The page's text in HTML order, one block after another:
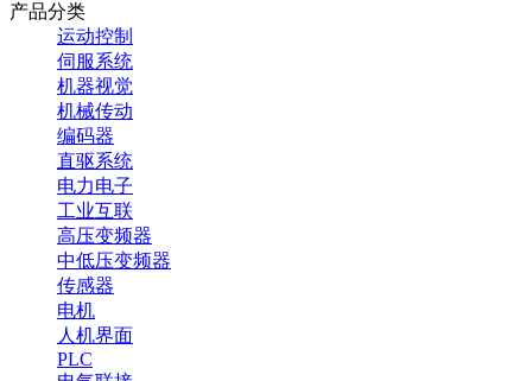
产品分类
运动控制
伺服系统
机器视觉
机械传动
编码器
直驱系统
电力电子
工业互联
高压变频器
中低压变频器
传感器
电机
人机界面
PLC